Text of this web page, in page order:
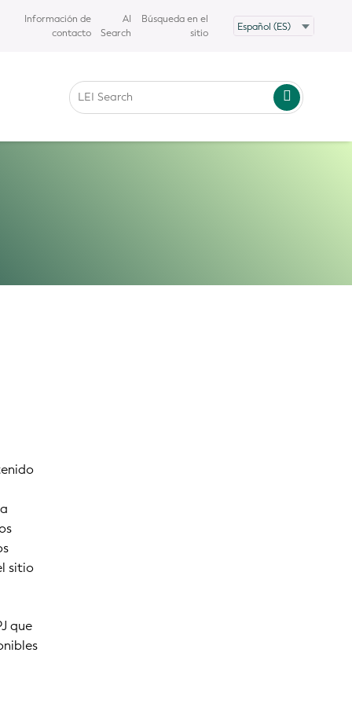
Información de
contacto
AI
Search
Búsqueda en el
sitio
sitio
que